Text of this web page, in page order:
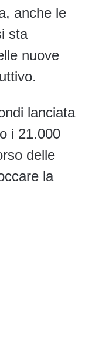
anche le
sta
nuove
lanciata
i 21.000
delle
la